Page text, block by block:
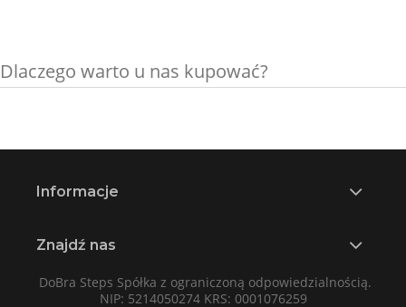
Dlaczego warto u nas kupować?
Informacje
Znajdź nas
DoBra Steps Spółka z ograniczoną odpowiedzialnością.
NIP: 5214050274 KRS: 0001076259